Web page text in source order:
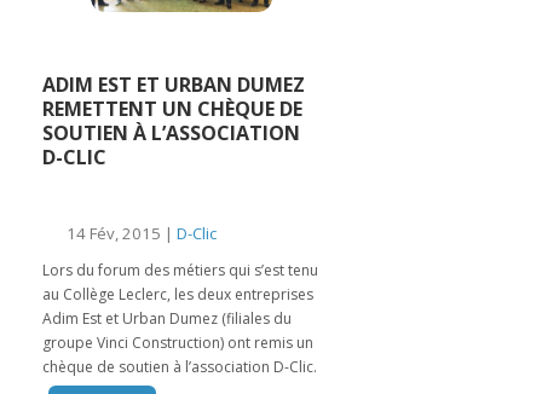
ADIM EST ET URBAN DUMEZ
REMETTENT UN CHÈQUE DE
SOUTIEN À L’ASSOCIATION
D-CLIC
14 Fév, 2015 | D-Clic
Lors du forum des métiers qui s’est tenu
au Collège Leclerc, les deux entreprises
Adim Est et Urban Dumez (filiales du
groupe Vinci Construction) ont remis un
chèque de soutien à l’association D-Clic.